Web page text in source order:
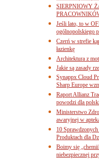
SIERPNIOWY
Jeśli lato, to w
ogólnopolskiego
Czerń w strefie
łazienkę
Architektura z
Jakie są zasady
Synappx Cloud
Sharp Europe
Raport Allianz
powodzi dla
Ministerstwo
awaryjnej w
10
Produktach dla
Boimy się
niebezpiecznej